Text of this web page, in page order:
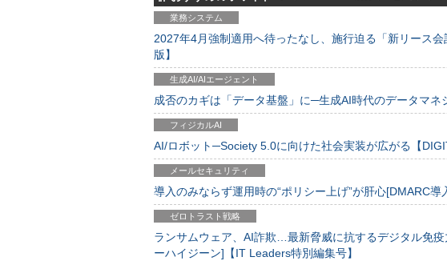
業務システム
2027年4月強制適用へ待ったなし、施行迫る「新リース
版】
生成AI/AIエージェント
成否のカギは「データ基盤」に─生成AI時代のデータマネ
フィジカルAI
AI/ロボット─Society 5.0に向けた社会実装が広がる【
メールセキュリティ
導入のみならず運用時の“ポリシー上げ”が肝心[DMARC
ゼロトラスト戦略
ランサムウェア、AI詐欺…最新脅威に抗するデジタル免
ーハイジーン]【IT Leaders特別編集号】